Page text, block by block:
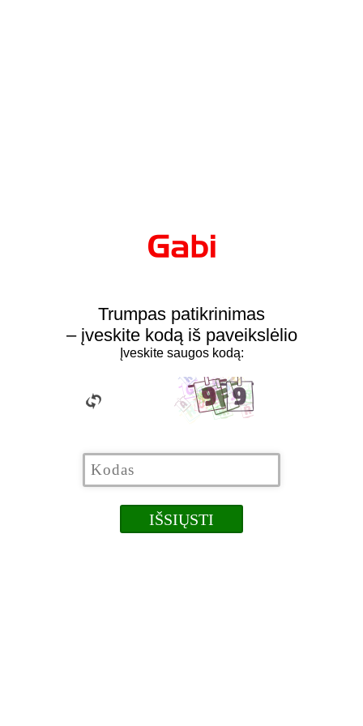
Trumpas patikrinimas
– įveskite kodą iš paveikslėlio
Įveskite saugos kodą: